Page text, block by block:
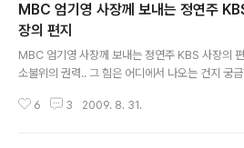
MBC 엄기영 사장께 보내는 정연주
장의 편지
MBC 엄기영 사장께 보내는 정연주 KBS 사장의
소불위의 권력.. 그 힘은 어디에서 나오는 건지 궁금
인들... 오전에 문득 웹2.0에 대해 잠시 생각하다가
6 3 2009. 8. 31.